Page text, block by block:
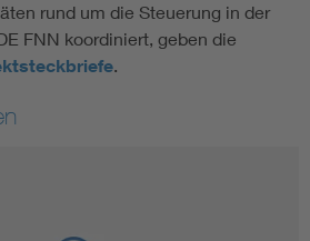
rund um die Steuerung in der
FNN koordiniert, geben die
.